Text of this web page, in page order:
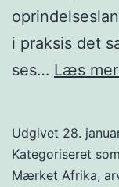
i praksis det
ses… Læs
Udgivet 28.
Kategoriseret som
Mærket Afrika,